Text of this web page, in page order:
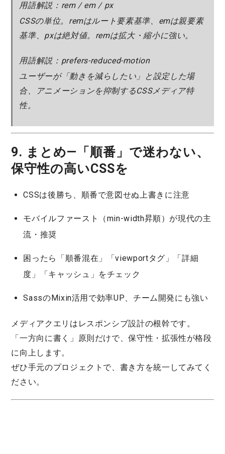
用語解説：rem / em / px
CSSの単位。remはルート要素基準、emは親要素
基準、pxは絶対値。remは拡大・縮小に強い。
用語解説：prefers-reduced-motion
ユーザーが「動きを減らしたい」と設定した場
合、アニメーションを抑制するCSSメディア特
性。
9. まとめ—「順番」で迷わない、
保守性の高いCSSを
CSSは後勝ち、順番で意図せぬ上書きに注意
モバイルファースト（min-width昇順）が現代の主
流・推奨
困ったら「順番混在」「viewportタグ」「詳細
度」「キャッシュ」をチェック
SassのMixin活用で効率UP、チーム開発にも強い
メディアクエリはレスポンシブ設計の根幹です。
「一方向に書く」原則だけで、保守性・拡張性が格段
に向上します。
ぜひ手元のプロジェクトで、書き方を統一してみてく
ださい。